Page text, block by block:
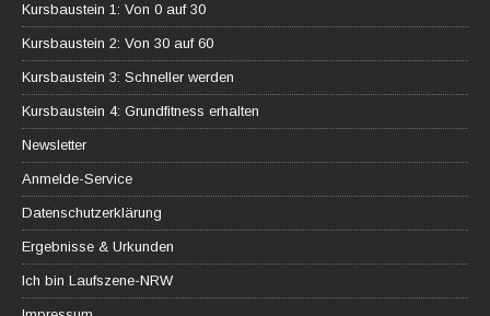
Kursbaustein 1: Von 0 auf 30
Kursbaustein 2: Von 30 auf 60
Kursbaustein 3: Schneller werden
Kursbaustein 4: Grundfitness erhalten
Newsletter
Anmelde-Service
Datenschutzerklärung
Ergebnisse & Urkunden
Ich bin Laufszene-NRW